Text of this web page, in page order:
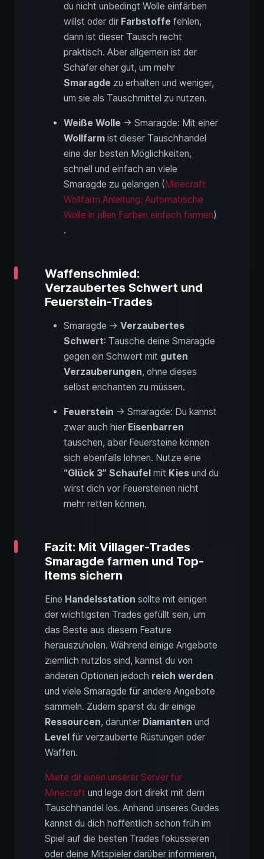
du nicht unbedingt Wolle einfärben
willst oder dir Farbstoffe fehlen,
dann ist dieser Tausch recht
praktisch. Aber allgemein ist der
Schäfer eher gut, um mehr
Smaragde zu erhalten und weniger,
um sie als Tauschmittel zu nutzen.
Weiße Wolle → Smaragde: Mit einer
Wollfarm ist dieser Tauschhandel
eine der besten Möglichkeiten,
schnell und einfach an viele
Smaragde zu gelangen (Minecraft
Wollfarm Anleitung: Automatische
Wolle in allen Farben einfach farmen)
.
Waffenschmied:
Verzaubertes Schwert und
Feuerstein-Trades
Smaragde → Verzaubertes
Schwert: Tausche deine Smaragde
gegen ein Schwert mit guten
Verzauberungen, ohne dieses
selbst enchanten zu müssen.
Feuerstein → Smaragde: Du kannst
zwar auch hier Eisenbarren
tauschen, aber Feuersteine können
sich ebenfalls lohnen. Nutze eine
“Glück 3” Schaufel mit Kies und du
wirst dich vor Feuersteinen nicht
mehr retten können.
Fazit: Mit Villager-Trades
Smaragde farmen und Top-
Items sichern
Eine Handelsstation sollte mit einigen
der wichtigsten Trades gefüllt sein, um
das Beste aus diesem Feature
herauszuholen. Während einige Angebote
ziemlich nutzlos sind, kannst du von
anderen Optionen jedoch reich werden
und viele Smaragde für andere Angebote
sammeln. Zudem sparst du dir einige
Ressourcen, darunter Diamanten und
Level für verzauberte Rüstungen oder
Waffen.
Miete dir einen unserer Server für
Minecraft und lege dort direkt mit dem
Tauschhandel los. Anhand unseres Guides
kannst du dich hoffentlich schon früh im
Spiel auf die besten Trades fokussieren
oder deine Mitspieler darüber informieren,